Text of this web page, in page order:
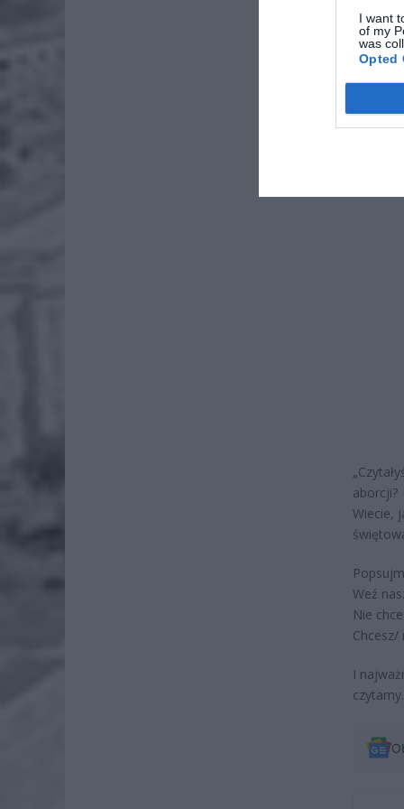
I want
of my
was
Opted
aborcji?
Wiecie,
Weź
Nie
Chcesz/
I
czytamy.